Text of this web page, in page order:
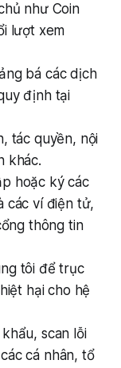
như Coin
lượt xem
bá các dịch
định tại
tác quyền, nội
khác.
hoặc ký các
các ví điện tử,
thông tin
tôi để trục
hại cho hệ
scan lỗi
cá nhân, tổ